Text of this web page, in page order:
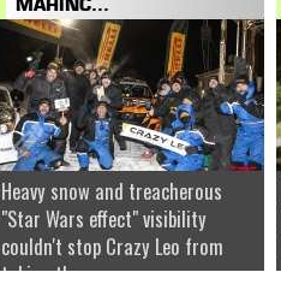
MAHINC...
Heavy snow and treacherous
"Star Wars effect" visibility
couldn't stop Crazy Leo from
taking the...